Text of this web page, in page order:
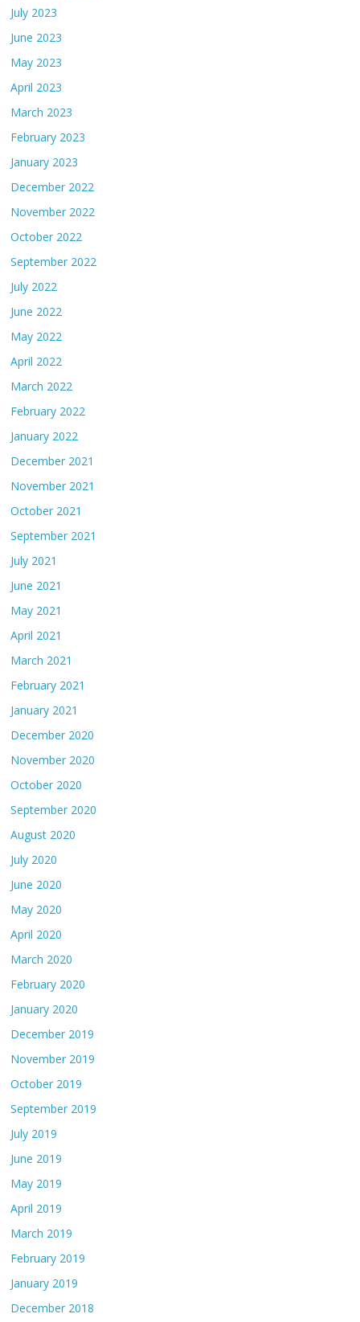
July 2023
June 2023
May 2023
April 2023
March 2023
February 2023
January 2023
December 2022
November 2022
October 2022
September 2022
July 2022
June 2022
May 2022
April 2022
March 2022
February 2022
January 2022
December 2021
November 2021
October 2021
September 2021
July 2021
June 2021
May 2021
April 2021
March 2021
February 2021
January 2021
December 2020
November 2020
October 2020
September 2020
August 2020
July 2020
June 2020
May 2020
April 2020
March 2020
February 2020
January 2020
December 2019
November 2019
October 2019
September 2019
July 2019
June 2019
May 2019
April 2019
March 2019
February 2019
January 2019
December 2018